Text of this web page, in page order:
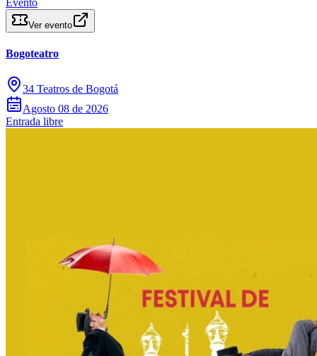
Evento
Ver evento
Bogoteatro
34 Teatros de Bogotá
Agosto 08 de 2026
Entrada libre